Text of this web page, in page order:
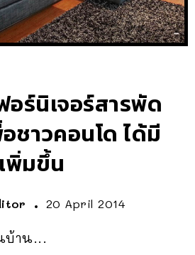
อร์นิเจอร์สารพัด
ชาวคอนโด ได้มี
พิ่มขึ้น
20 April 2014
บ้าน...